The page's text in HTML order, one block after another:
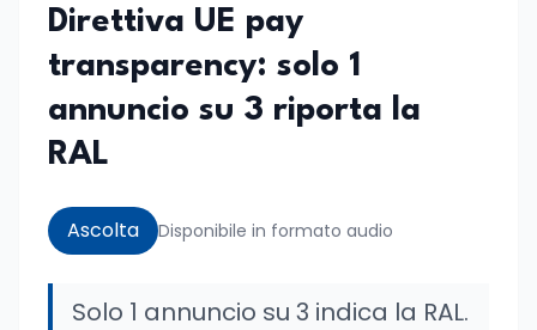
Direttiva UE pay
transparency: solo 1
annuncio su 3 riporta la
RAL
Ascolta Disponibile in formato audio
Solo 1 annuncio su 3 indica la RAL.